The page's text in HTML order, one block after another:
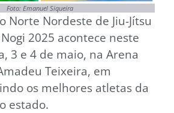
Foto: Emanuel Siqueira
Norte Nordeste de Jiu-Jítsu
2025 acontece neste
3 e 4 de maio, na Arena
Teixeira, em
os melhores atletas da
estado.